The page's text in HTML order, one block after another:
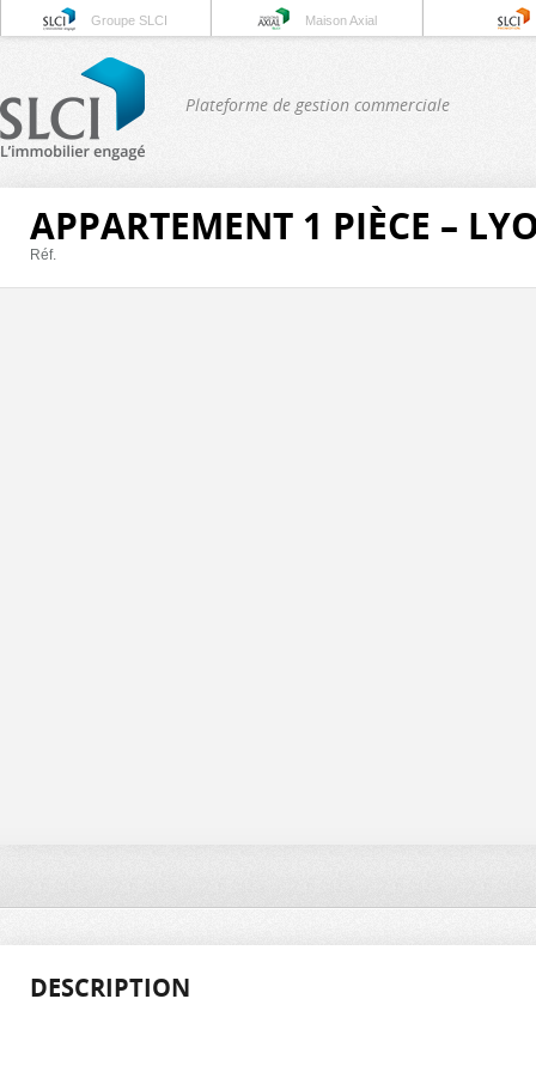
Groupe SLCI Maison Axial
Plateforme de gestion commerciale
APPARTEMENT 1 PIÈCE –
Réf.
DESCRIPTION